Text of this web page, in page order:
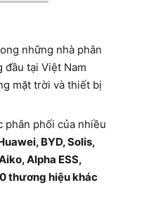
những nhà phân
đầu tại Việt Nam
mặt trời và thiết bị
phân phối của nhiều
BYD, Solis,
Alpha ESS,
thương hiệu khác